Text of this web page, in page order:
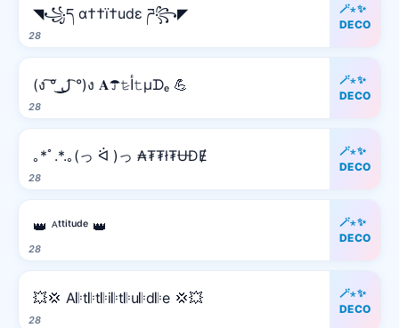
28
◥꧁ད α††ï†udε ཌ꧂◤
🪄⋆✨
DECO
28
(ง ͠° ͟ل͜ ͡°)ง 𝐀☂𝚝̷ﺃ𝚝µᗪₑ 💪
🪄⋆✨
DECO
28
｡*ﾟ.*.｡(っ ᐛ )っ ₳₮₮ł₮ɄĐɆ
🪄⋆✨
DECO
28
👑 ᴬᵗᵗⁱᵗᵘᵈᵉ 👑
🪄⋆✨
DECO
28
💥💢 A𝄆t𝄆t𝄆i𝄆t𝄆u𝄆d𝄆e 💢💥
🪄⋆✨
DECO